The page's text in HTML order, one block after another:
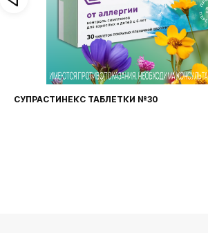
ФАРИНГОСЕПТ ТАБЛЕТКИ №20